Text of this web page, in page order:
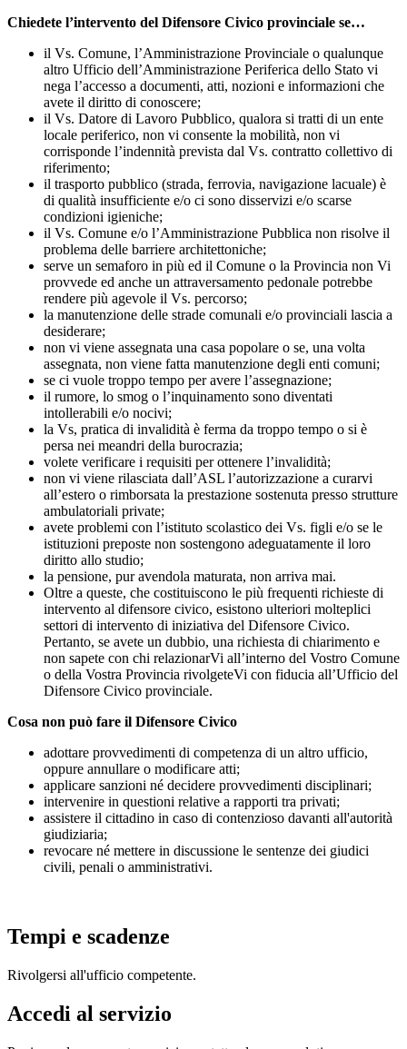
Chiedete l’intervento del Difensore Civico provinciale se…
il Vs. Comune, l’Amministrazione Provinciale o qualunque
altro Ufficio dell’Amministrazione Periferica dello Stato vi
nega l’accesso a documenti, atti, nozioni e informazioni che
avete il diritto di conoscere;
il Vs. Datore di Lavoro Pubblico, qualora si tratti di un ente
locale periferico, non vi consente la mobilità, non vi
corrisponde l’indennità prevista dal Vs. contratto collettivo di
riferimento;
il trasporto pubblico (strada, ferrovia, navigazione lacuale) è
di qualità insufficiente e/o ci sono disservizi e/o scarse
condizioni igieniche;
il Vs. Comune e/o l’Amministrazione Pubblica non risolve il
problema delle barriere architettoniche;
serve un semaforo in più ed il Comune o la Provincia non Vi
provvede ed anche un attraversamento pedonale potrebbe
rendere più agevole il Vs. percorso;
la manutenzione delle strade comunali e/o provinciali lascia a
desiderare;
non vi viene assegnata una casa popolare o se, una volta
assegnata, non viene fatta manutenzione degli enti comuni;
se ci vuole troppo tempo per avere l’assegnazione;
il rumore, lo smog o l’inquinamento sono diventati
intollerabili e/o nocivi;
la Vs, pratica di invalidità è ferma da troppo tempo o si è
persa nei meandri della burocrazia;
volete verificare i requisiti per ottenere l’invalidità;
non vi viene rilasciata dall’ASL l’autorizzazione a curarvi
all’estero o rimborsata la prestazione sostenuta presso strutture
ambulatoriali private;
avete problemi con l’istituto scolastico dei Vs. figli e/o se le
istituzioni preposte non sostengono adeguatamente il loro
diritto allo studio;
la pensione, pur avendola maturata, non arriva mai.
Oltre a queste, che costituiscono le più frequenti richieste di
intervento al difensore civico, esistono ulteriori molteplici
settori di intervento di iniziativa del Difensore Civico.
Pertanto, se avete un dubbio, una richiesta di chiarimento e
non sapete con chi relazionarVi all’interno del Vostro Comune
o della Vostra Provincia rivolgeteVi con fiducia all’Ufficio del
Difensore Civico provinciale.
Cosa non può fare il Difensore Civico
adottare provvedimenti di competenza di un altro ufficio,
oppure annullare o modificare atti;
applicare sanzioni né decidere provvedimenti disciplinari;
intervenire in questioni relative a rapporti tra privati;
assistere il cittadino in caso di contenzioso davanti all'autorità
giudiziaria;
revocare né mettere in discussione le sentenze dei giudici
civili, penali o amministrativi.
Tempi e scadenze
Rivolgersi all'ufficio competente.
Accedi al servizio